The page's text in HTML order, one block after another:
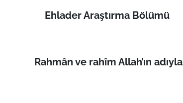
Ehlader Araştırma Bölümü
Rahmân ve rahîm Allah’ın adıyla